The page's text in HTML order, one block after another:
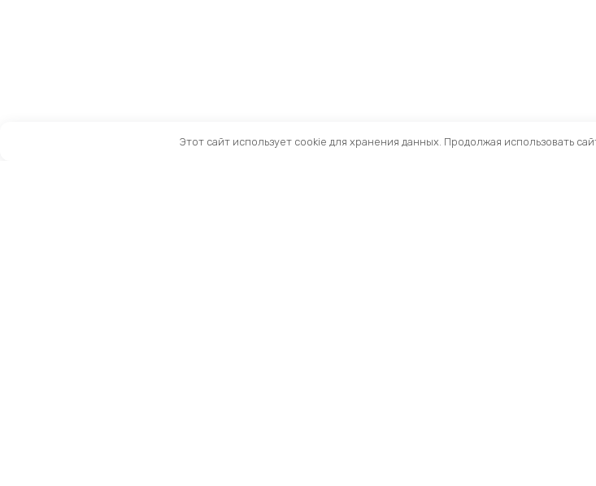
Этот сайт использует cookie для хранения данных. Продолжая использовать